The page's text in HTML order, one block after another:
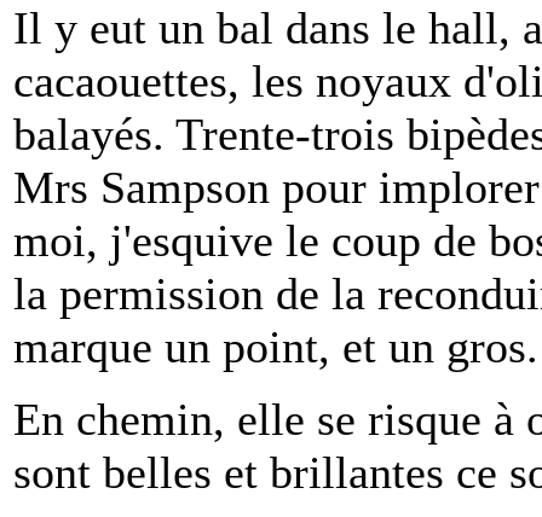
Il y eut un bal dans le hall,
cacaouettes, les noyaux
balayés. Trente-trois
Mrs Sampson pour
moi, j'esquive le coup de
la permission de la
marque un point, et un
En chemin, elle se risque
sont belles et brillantes ce